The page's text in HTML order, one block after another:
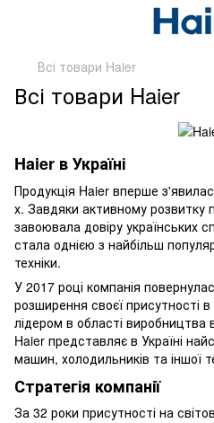
Всі товари Haier
Всі товари Haier
Haier в Україні
Продукція Haier вперше
х. Завдяки активному розвитку
завоювала довіру українських
стала однією з найбільш
техніки.
У 2017 році компанія
розширення своєї присутності
лідером в області виробництва
Haier представляє в Україні
машин, холодильників та іншої
Стратегія компанії
За 32 роки присутності на